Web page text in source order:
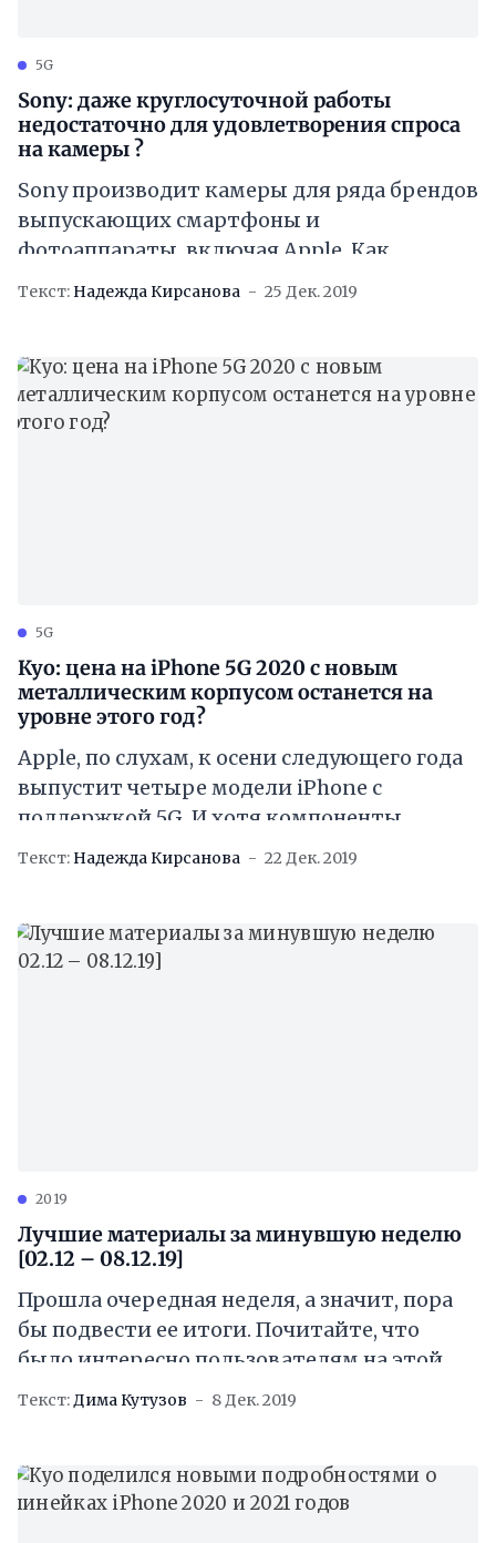
5G
Sony: даже круглосуточной работы
недостаточно для удовлетворения спроса
на камеры ?
Sony производит камеры для ряда брендов
выпускающих смартфоны и
фотоаппараты, включая Apple. Как
сообщает Bloomberg, второй год подряд
Текст: Надежда Кирсанова 25 Дек. 2019
5G
Куо: цена на iPhone 5G 2020 с новым
металлическим корпусом останется на
уровне этого год?
Apple, по слухам, к осени следующего года
выпустит четыре модели iPhone с
поддержкой 5G. И хотя компоненты
устройств с 5G могут увеличить
Текст: Надежда Кирсанова 22 Дек. 2019
2019
Лучшие материалы за минувшую неделю
[02.12 – 08.12.19]
Прошла очередная неделя, а значит, пора
бы подвести ее итоги. Почитайте, что
было интересно пользователям на этой
неделе. Брат колумбийского наркобарона
Текст:Дима Кутузов 8 Дек. 2019